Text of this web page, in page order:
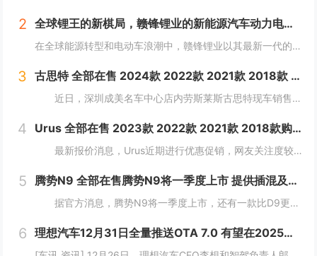
2 全球锂王的新棋局，赣锋锂业的新能源汽车动力电池革命
在全球能源转型和电动车浪潮中，赣锋锂业以其最新一代的动力电池产品——锋行电池，为市场带来了革新性的技术突破。这款高性能电芯不仅在能量密度、成组效率等关键性能指标上超越了行业标准，而且在安全性和环境适应性方面也设立了新的行业标杆。...
3 古思特 全部在售 2024款 2022款 2021款 2018款 2016款 2015款深圳成美名车中心劳斯莱斯古思特限时优惠 目前503万元起售
近日，深圳成美名车中心店内劳斯莱斯古思特现车销售，颜色可选，感兴趣的朋友可以到店咨询购买，详情见下表：...
4 Urus 全部在售 2023款 2022款 2021款 2018款购Urus享5.4万优惠 欢迎到店试驾
最新报价消息，Urus近期进行优惠促销，网友关注度较高，对Urus这款车型有兴趣的网友，可参考以下报价：...
5 腾势N9 全部在售腾势N9将一季度上市 提供插混及纯电版
据官方消息，腾势N9将一季度上市，还有一款比D9更大更强MPV将推出。新车定位大型旗舰SUV，将搭载易三方。 &nb...
6 理想汽车12月31日全量推送OTA 7.0 有望在2025年实现L3级自动驾驶